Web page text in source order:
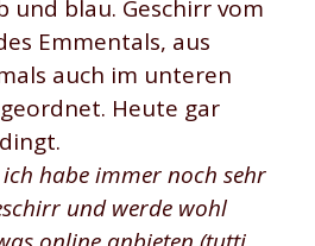
und blau. Geschirr vom
Emmentals, aus
auch im unteren
Heute gar
habe immer noch sehr
und werde wohl